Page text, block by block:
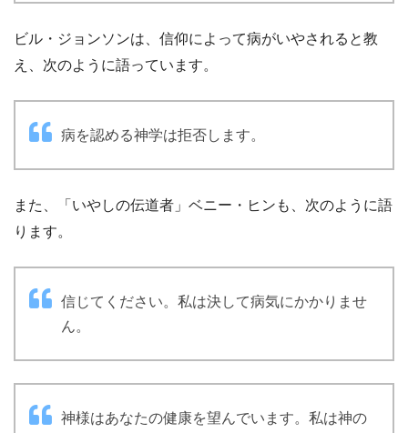
ビル・ジョンソンは、信仰によって病がいやされると教
え、次のように語っています。
病を認める神学は拒否します。
また、「いやしの伝道者」ベニー・ヒンも、次のように語
ります。
信じてください。私は決して病気にかかりませ
ん。
神様はあなたの健康を望んでいます。私は神の